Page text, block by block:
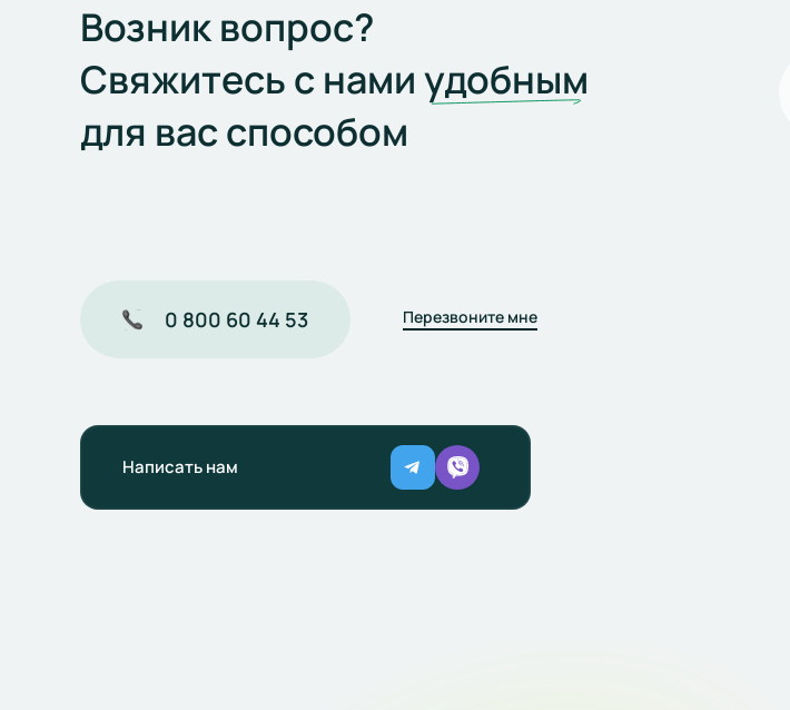
Возник вопрос?
Свяжитесь с намиудобным
для вас способом
0 800 60 44 53 Перезвоните мне
Написать нам